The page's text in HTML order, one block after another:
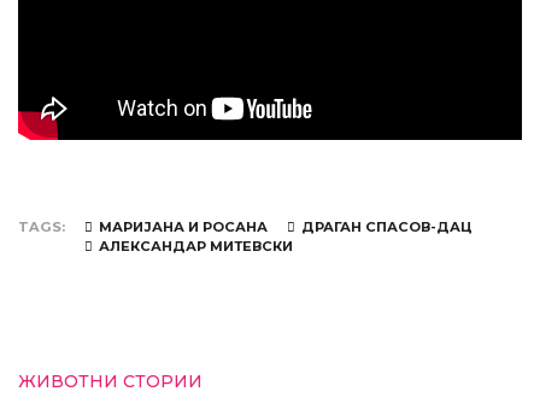
TAGS МАРИЈАНА И РОСАНА
ДРАГАН СПАСОВ-ДАЦ
АЛЕКСАНДАР МИТЕВСКИ
ЖИВОТНИ СТОРИИ